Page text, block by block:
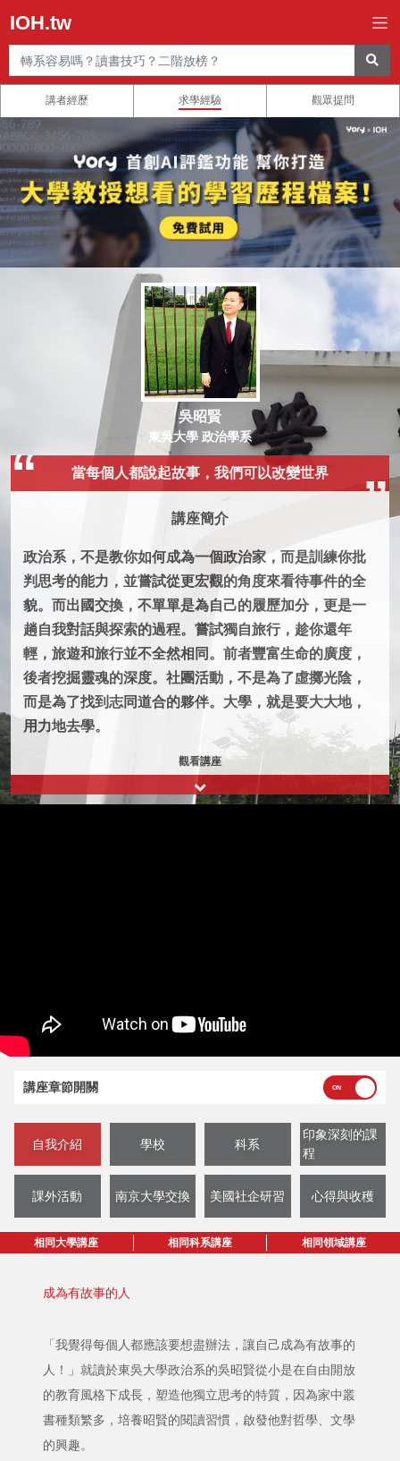
IOH.tw
講者經歷 求學經驗 觀眾提問
吳昭賢
東吳大學 政治學系
當每個人都說起故事，我們可以改變世界
講座簡介
政治系，不是教你如何成為一個政治家，而是訓練你批
判思考的能力，並嘗試從更宏觀的角度來看待事件的全
貌。而出國交換，不單單是為自己的履歷加分，更是一
趟自我對話與探索的過程。嘗試獨自旅行，趁你還年
輕，旅遊和旅行並不全然相同。前者豐富生命的廣度，
後者挖掘靈魂的深度。社團活動，不是為了虛擲光陰，
而是為了找到志同道合的夥伴。大學，就是要大大地，
用力地去學。
觀看講座
講座章節開關
自我介紹 學校 科系
印象深刻的課
程
課外活動 南京大學交換 美國社企研習 心得與收穫
相同大學講座 相同科系講座 相同領域講座
成為有故事的人
「我覺得每個人都應該要想盡辦法，讓自己成為有故事的
人！」就讀於東吳大學政治系的吳昭賢從小是在自由開放
的教育風格下成長，塑造他獨立思考的特質，因為家中叢
書種類繁多，培養昭賢的閱讀習慣，啟發他對哲學、文學
的興趣。